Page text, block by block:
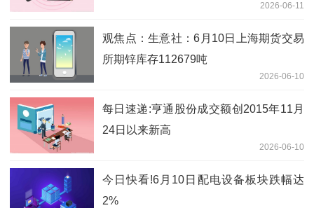
2026-06-11
观焦点：生意社：6月10日上海期货交易
所期锌库存112679吨
2026-06-10
每日速递:亨通股份成交额创2015年11月
24日以来新高
2026-06-10
今日快看!6月10日配电设备板块跌幅达
2%